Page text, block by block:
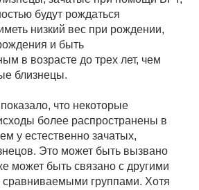
будут рождаться
низкий вес при рождении,
и быть
в возрасте до трех лет, чем
близнецы.
что некоторые
более распространены в
у естественно зачатых,
Это может быть вызвано
может быть связано с другими
группами. Хотя